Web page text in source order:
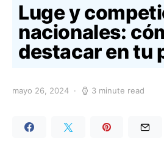
Luge y
nacionales:
destacar en tu
mayo 26, 2024 3 minute read